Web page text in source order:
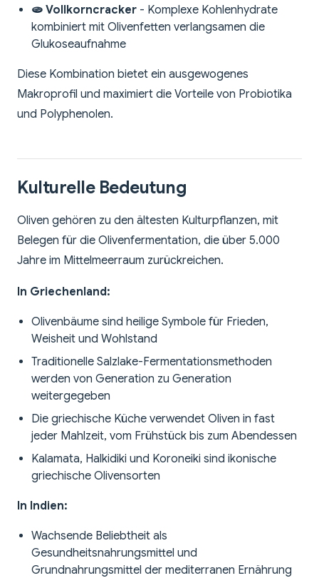
🫓 Vollkorncracker - Komplexe Kohlenhydrate
kombiniert mit Olivenfetten verlangsamen die
Glukoseaufnahme
Diese Kombination bietet ein ausgewogenes
Makroprofil und maximiert die Vorteile von Probiotika
und Polyphenolen.
Kulturelle Bedeutung
Oliven gehören zu den ältesten Kulturpflanzen, mit
Belegen für die Olivenfermentation, die über 5.000
Jahre im Mittelmeerraum zurückreichen.
In Griechenland:
Olivenbäume sind heilige Symbole für Frieden,
Weisheit und Wohlstand
Traditionelle Salzlake-Fermentationsmethoden
werden von Generation zu Generation
weitergegeben
Die griechische Küche verwendet Oliven in fast
jeder Mahlzeit, vom Frühstück bis zum Abendessen
Kalamata, Halkidiki und Koroneiki sind ikonische
griechische Olivensorten
In Indien:
Wachsende Beliebtheit als
Gesundheitsnahrungsmittel und
Grundnahrungsmittel der mediterranen Ernährung